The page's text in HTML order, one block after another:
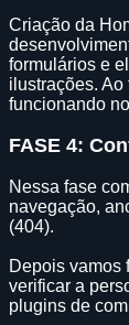
Criação da
formulários e
ilustrações.
funcionando
FASE 4:
Nessa fase
navegação,
(404).
Depois vamos
verificar a
plugins de